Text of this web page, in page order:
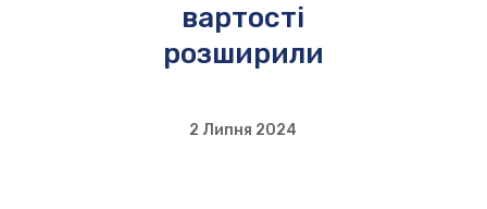
вартості
розширили
2 Липня 2024